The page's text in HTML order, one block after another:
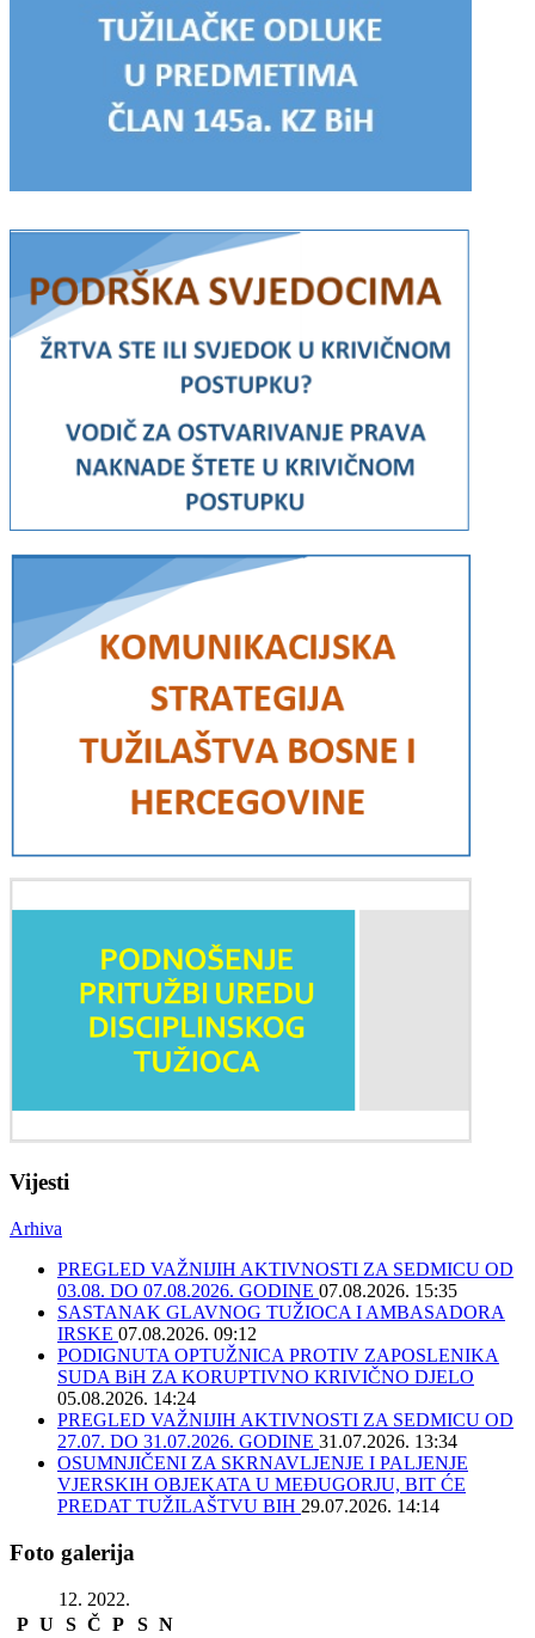
Vijesti
Arhiva
PREGLED VAŽNIJIH AKTIVNOSTI ZA SEDMICU OD
03.08. DO 07.08.2026. GODINE 07.08.2026. 15:35
SASTANAK GLAVNOG TUŽIOCA I AMBASADORA
IRSKE 07.08.2026. 09:12
PODIGNUTA OPTUŽNICA PROTIV ZAPOSLENIKA
SUDA BiH ZA KORUPTIVNO KRIVIČNO DJELO
05.08.2026. 14:24
PREGLED VAŽNIJIH AKTIVNOSTI ZA SEDMICU OD
27.07. DO 31.07.2026. GODINE 31.07.2026. 13:34
OSUMNJIČENI ZA SKRNAVLJENJE I PALJENJE
VJERSKIH OBJEKATA U MEĐUGORJU, BIT ĆE
PREDAT TUŽILAŠTVU BIH 29.07.2026. 14:14
Foto galerija
12. 2022.
P U S Č P S N